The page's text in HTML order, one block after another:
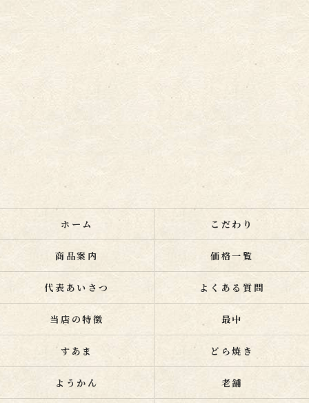
ホーム こだわり
商品案内 価格一覧
代表あいさつ よくある質問
当店の特徴 最中
すあま どら焼き
ようかん 老舗